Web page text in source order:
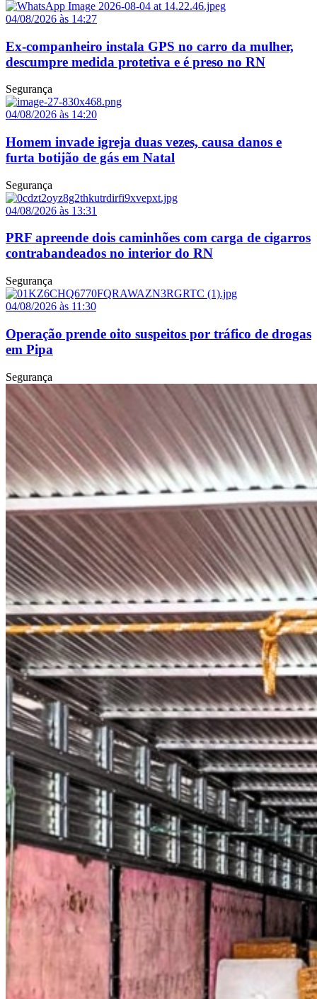
04/08/2026 às 14:27
Ex-companheiro instala GPS no carro da mulher,
descumpre medida protetiva e é preso no RN
Segurança
04/08/2026 às 14:20
Homem invade igreja duas vezes, causa danos e
furta botijão de gás em Natal
Segurança
04/08/2026 às 13:31
PRF apreende dois caminhões com carga de cigarros
contrabandeados no interior do RN
Segurança
04/08/2026 às 11:30
Operação prende oito suspeitos por tráfico de drogas
em Pipa
Segurança